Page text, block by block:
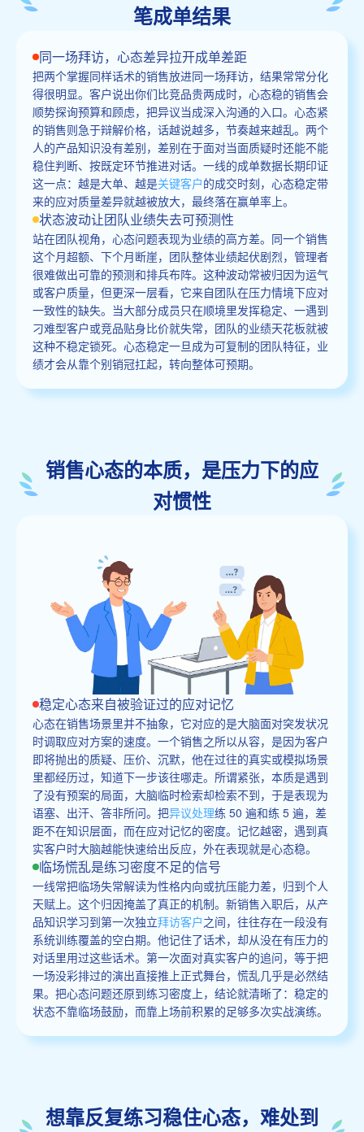
笔成单结果
同一场拜访，心态差异拉开成单差距
把两个掌握同样话术的销售放进同一场拜访，结果常常分化
得很明显。客户说出你们比竞品贵两成时，心态稳的销售会
顺势探询预算和顾虑，把异议当成深入沟通的入口。心态紧
的销售则急于辩解价格，话越说越多，节奏越来越乱。两个
人的产品知识没有差别，差别在于面对当面质疑时还能不能
稳住判断、按既定环节推进对话。一线的成单数据长期印证
这一点：越是大单、越是关键客户的成交时刻，心态稳定带
来的应对质量差异就越被放大，最终落在赢单率上。
状态波动让团队业绩失去可预测性
站在团队视角，心态问题表现为业绩的高方差。同一个销售
这个月超额、下个月断崖，团队整体业绩起伏剧烈，管理者
很难做出可靠的预测和排兵布阵。这种波动常被归因为运气
或客户质量，但更深一层看，它来自团队在压力情境下应对
一致性的缺失。当大部分成员只在顺境里发挥稳定、一遇到
刁难型客户或竞品贴身比价就失常，团队的业绩天花板就被
这种不稳定锁死。心态稳定一旦成为可复制的团队特征，业
绩才会从靠个别销冠扛起，转向整体可预期。
销售心态的本质，是压力下的应
对惯性
稳定心态来自被验证过的应对记忆
心态在销售场景里并不抽象，它对应的是大脑面对突发状况
时调取应对方案的速度。一个销售之所以从容，是因为客户
即将抛出的质疑、压价、沉默，他在过往的真实或模拟场景
里都经历过，知道下一步该往哪走。所谓紧张，本质是遇到
了没有预案的局面，大脑临时检索却检索不到，于是表现为
语塞、出汗、答非所问。把异议处理练 50 遍和练 5 遍，差
距不在知识层面，而在应对记忆的密度。记忆越密，遇到真
实客户时大脑越能快速给出反应，外在表现就是心态稳。
临场慌乱是练习密度不足的信号
一线常把临场失常解读为性格内向或抗压能力差，归到个人
天赋上。这个归因掩盖了真正的机制。新销售入职后，从产
品知识学习到第一次独立拜访客户之间，往往存在一段没有
系统训练覆盖的空白期。他记住了话术，却从没在有压力的
对话里用过这些话术。第一次面对真实客户的追问，等于把
一场没彩排过的演出直接推上正式舞台，慌乱几乎是必然结
果。把心态问题还原到练习密度上，结论就清晰了：稳定的
状态不靠临场鼓励，而靠上场前积累的足够多次实战演练。
想靠反复练习稳住心态，难处到